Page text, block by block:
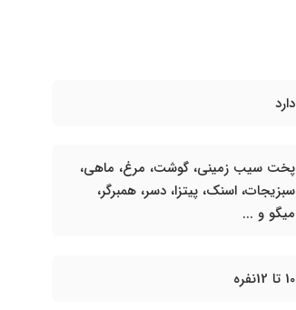
دارد
پخت سیب زمینی، گوشت، مرغ، ماهی،
سبزیجات، اسنک، پیتزا، دسر، همبرگر،
میگو و ...
10 تا 12نفره